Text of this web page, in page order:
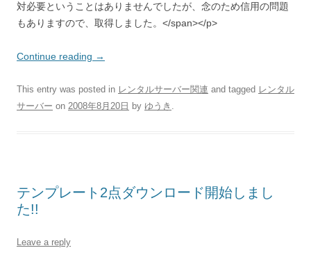
対必要ということはありませんでしたが、念のため信用の問題
もありますので、取得しました。</span></p>
Continue reading →
This entry was posted in レンタルサーバー関連 and tagged レンタル
サーバー on 2008年8月20日 by ゆうき .
テンプレート2点ダウンロード開始しまし
た!!
Leave a reply